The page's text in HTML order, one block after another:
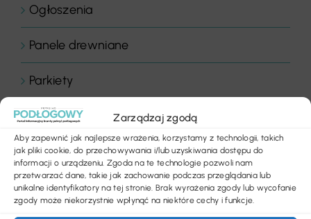
Zarządzaj zgodą
Aby zapewnić jak najlepsze wrażenia, korzystamy z technologii, takich
jak pliki cookie, do przechowywania i/lub uzyskiwania dostępu do
informacji o urządzeniu. Zgoda na te technologie pozwoli nam
przetwarzać dane, takie jak zachowanie podczas przeglądania lub
unikalne identyfikatory na tej stronie. Brak wyrażenia zgody lub wycofanie
zgody może niekorzystnie wpłynąć na niektóre cechy i funkcje.
Ogłoszenia
Panele drewniane
Parkiety
Placówki edukacyjne
Płytki dywanowe
Płyty